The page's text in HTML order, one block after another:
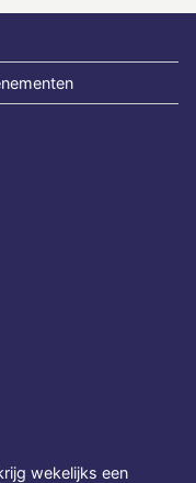
wekelijks een